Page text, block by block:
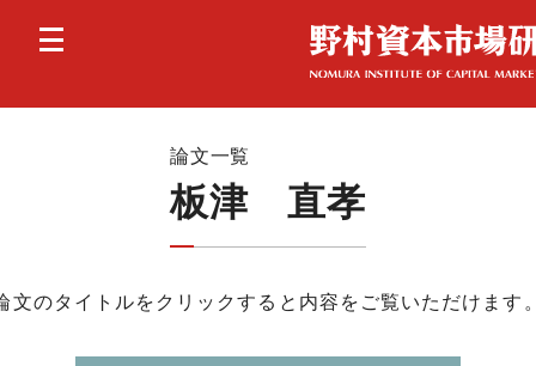
論文一覧
板津 直孝
文のタイトルをクリックすると内容をご覧いただけます